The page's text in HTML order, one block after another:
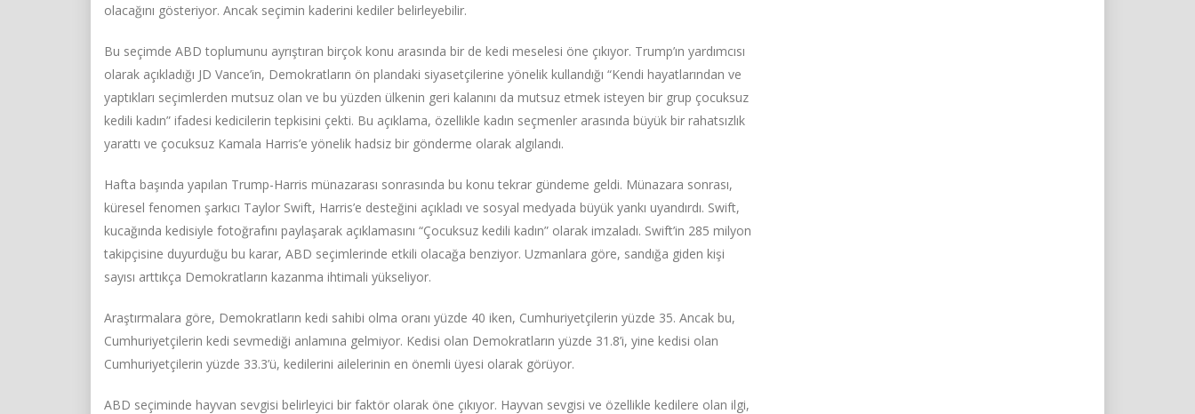
olacağını gösteriyor. Ancak seçimin kaderini kediler belirleyebilir.
Bu seçimde ABD toplumunu ayrıştıran birçok konu arasında bir de kedi meselesi öne çıkıyor. Trump’ın yardımcısı
olarak açıkladığı JD Vance’in, Demokratların ön plandaki siyasetçilerine yönelik kullandığı “Kendi hayatlarından ve
yaptıkları seçimlerden mutsuz olan ve bu yüzden ülkenin geri kalanını da mutsuz etmek isteyen bir grup çocuksuz
kedili kadın” ifadesi kedicilerin tepkisini çekti. Bu açıklama, özellikle kadın seçmenler arasında büyük bir rahatsızlık
yarattı ve çocuksuz Kamala Harris’e yönelik hadsiz bir gönderme olarak algılandı.
Hafta başında yapılan Trump-Harris münazarası sonrasında bu konu tekrar gündeme geldi. Münazara sonrası,
küresel fenomen şarkıcı Taylor Swift, Harris’e desteğini açıkladı ve sosyal medyada büyük yankı uyandırdı. Swift,
kucağında kedisiyle fotoğrafını paylaşarak açıklamasını “Çocuksuz kedili kadın” olarak imzaladı. Swift’in 285 milyon
takipçisine duyurduğu bu karar, ABD seçimlerinde etkili olacağa benziyor. Uzmanlara göre, sandığa giden kişi
sayısı arttıkça Demokratların kazanma ihtimali yükseliyor.
Araştırmalara göre, Demokratların kedi sahibi olma oranı yüzde 40 iken, Cumhuriyetçilerin yüzde 35. Ancak bu,
Cumhuriyetçilerin kedi sevmediği anlamına gelmiyor. Kedisi olan Demokratların yüzde 31.8’i, yine kedisi olan
Cumhuriyetçilerin yüzde 33.3’ü, kedilerini ailelerinin en önemli üyesi olarak görüyor.
ABD seçiminde hayvan sevgisi belirleyici bir faktör olarak öne çıkıyor. Hayvan sevgisi ve özellikle kedilere olan ilgi,